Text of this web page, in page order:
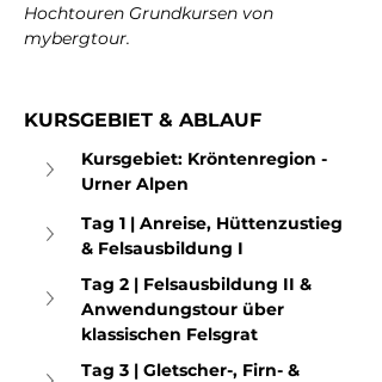
Hochtouren Grundkursen von
mybergtour.
KURSGEBIET & ABLAUF
Kursgebiet: Kröntenregion -
Urner Alpen
Tag 1 | Anreise, Hüttenzustieg
& Felsausbildung I
Tag 2 | Felsausbildung II &
Anwendungstour über
klassischen Felsgrat
Tag 3 | Gletscher-, Firn- &